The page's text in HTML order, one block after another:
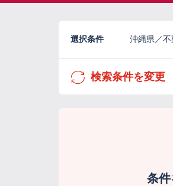
選択条件 沖縄県／
検索条件を変更
条件